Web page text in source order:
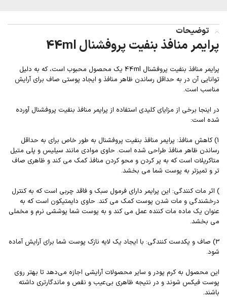
توضیحات
پرایمر منافذ بنفیت پروفشنال 44ml
پرایمر منافذ بنفیت پروفشنال 44ml یک محصول محبوب است، که به دلیل
توانایی آن در به حداقل رساندن ظاهر منافذ و ایجاد پوستی صاف برای آرایش
مناسب است.
در اینجا برخی از مزایای کلیدی استفاده از پرایمر منافذ بنفیت پروفشنال آورده
شده است:
1) کاهش منافذ: پرایمر منافذ بنفیت پروفشنال به طور خاص برای به حداقل
رساندن ظاهر منافذ طراحی شده است. حاوی موادی مانند سیلیس و پلی متیل
متاکریلات است که به پر کردن و محو کردن منافذ کمک می کند و ظاهری صاف
تر و تمیزتر به پوست شما می بخشد.
) اثر مات کنندگی: این پرایمر دارای فرمول سبک و فاقد چربی است که به کنترل
درخشندگی و مات شدن پوست کمک می کند. حاوی دایمتیکون است که به
عنوان یک ماده مات کننده عمل می کند و به پوست شما پوششی نرم و مخملی
می بخشد.
3) صاف و یکدست کنندگی: با ایجاد یک لایه نازک پوست شما برای آرایش آماده
شود.
این محصول به کرم پودر و ‌‌سایر محصولات آرایشی اجازه می‌دهد تا بهتر روی
پوست فیکس شوند و در نتیجه ظاهری بی‌عیب‌ و نقص و ماندگارتری داشته
باشند.